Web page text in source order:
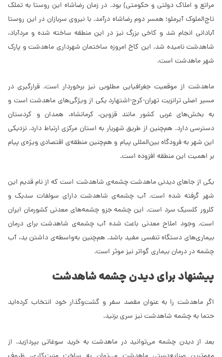
مراتع و املاک دولتی و حکومتی) بود. در زمان رضاشاه این روستا به تملک
تاج‌الملوک آیرملو؛ همسر دوم رضاشاه درآمد. با نیروی سربازان در این روستا
آبادانی انجام شد و کاخی بزرگ نیز در این منطقه ساخته شده و مردآباد،
شاهدشت نامیده شد. این کاخ امروزه ساختمان شهرداری ماهدشت و پارک
شهر ماهدشت است.
ماهدشت از موقعیت جغرافیایی مطلوبی نیز برخوردار است. قرارگیری در
مسیر اصلی ترانزیت تهران-کرج-اشتهارد یکی از ویژگی‌های ماهدشت است و
به بخش‌های غربی کشور مانند قزوین، کرمانشاه، همدان و کردستان
دسترسی دارد. هم‌چنین از طریق شهریار به استان مرکزی ارتباط دارد. نزدیکی
این شهر به فرودگاه بین‌المللی پیام و هم‌چنین منطقه‌ی اقتصادی ویژه‌ی پیام
بر اهمیت این منطقه افزوده است.
یکی از جاهای دیدنی ماهدشت چشمه‌ی شاهدشت است که از نام قدیم این
شهر گرفته شده است. آب چشمه‌ی شاهدشت دارای سولفات سدیک و
کلرور کلسیک سرد است. این چشمه جزو چشمه‌های معدنی کشورمان ایران
است. وجود املاح معدنی باعث شده آب چشمه‌ی شاهدشت برای درمان
بیماری‌های دستگاه تنفسی مفید باشد. هم‌چنین به‌واسطه‌ی داشتن ید، آب
چشمه در درمان بیماری گواتر نیز موثر است.
پیشنهاد برای دیدن چشمه شاهدشت
اگر ماهدشت را به عنوان مقصد سفر و گشت‌وگذار خود انتخاب کرده‌اید
حتما به چشمه شاهدشت نیز سری بزنید.
بعد از دیدن چشمه می‌توانید در ماهدشت به خرید سوغاتی بپردازید. از